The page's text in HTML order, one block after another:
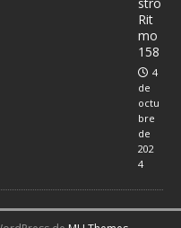
Rit
mo
158
4
de
octu
bre
de
202
4